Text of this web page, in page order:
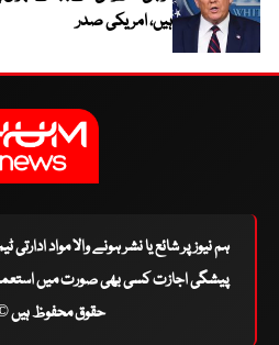
ہیں، امریکی صدر
ہم نیوز پر شائع یا نشر ہونے والا مواد
پیشگی اجازت کسی بھی صورت میں
حقوق محفوظ ہیں ©